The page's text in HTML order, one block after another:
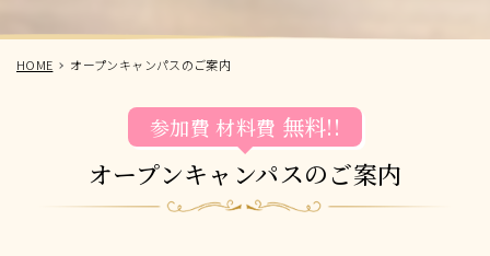
HOME オープンキャンパスのご案内
オープンキャンパスのご案内
参加費 材料費 無料!!